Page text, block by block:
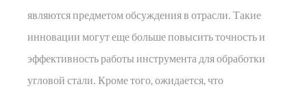
являются предметом обсуждения в отрасли. Такие
инновации могут еще больше повысить точность и
эффективность работы инструмента для обработки
угловой стали. Кроме того, ожидается, что